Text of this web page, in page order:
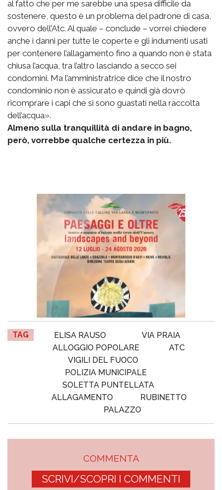
al fatto che per me sarebbe una spesa difficile da
sostenere, questo è un problema del padrone di casa,
ovvero dell’Atc. Al quale – conclude – vorrei chiedere
anche i danni per tutte le coperte e gli indumenti usati
per contenere l’allagamento fino a quando non è stata
chiusa l’acqua, tra l’altro lasciando a secco sei
condomini. Ma l’amministratrice dice che il nostro
condominio non è assicurato e quindi già dovrò
ricomprare i capi che si sono guastati nella raccolta
dell’acqua».
Almeno sulla tranquillità di andare in bagno,
però, vorrebbe qualche certezza in più.
TAG ELISA RAUSO
VIA PRAIA
ALLOGGIO POPOLARE
ATC
VIGILI DEL FUOCO
POLIZIA MUNICIPALE
SOLETTA PUNTELLATA
ALLAGAMENTO
RUBINETTO
PALAZZO
COMMENTA
SCRIVI/SCOPRI I COMMENTI